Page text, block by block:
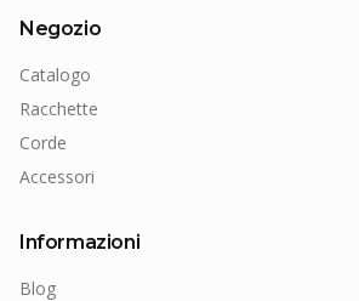
Negozio
Catalogo
Racchette
Corde
Accessori
Informazioni
Blog